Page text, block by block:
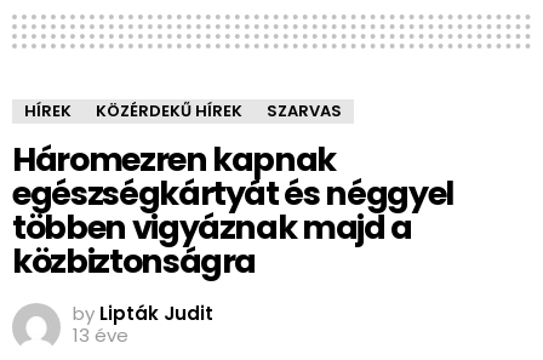
HÍREK KÖZÉRDEKŰ HÍREK SZARVAS
Háromezren kapnak
egészségkártyát és néggyel
többen vigyáznak majd a
közbiztonságra
by Lipták Judit
13 éve